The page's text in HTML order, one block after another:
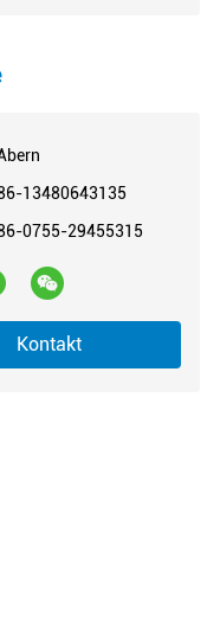
13480643135
0755-29455315
Kontakt